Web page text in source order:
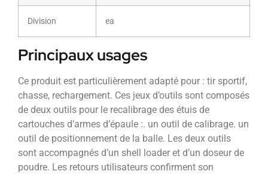
Division ea
Principaux usages
Ce produit est particulièrement adapté pour : tir sportif,
chasse, rechargement. Ces jeux d’outils sont composés
de deux outils pour le recalibrage des étuis de
cartouches d’armes d’épaule :. un outil de calibrage. un
outil de positionnement de la balle. Les deux outils
sont accompagnés d’un shell loader et d’un doseur de
poudre. Les retours utilisateurs confirment son